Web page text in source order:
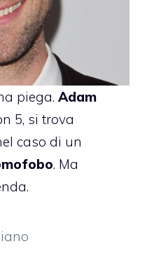
piega. Adam
5, si trova
caso di un
. Ma